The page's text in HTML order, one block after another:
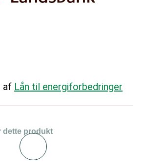
af Lån til energiforbedringer
dette produkt